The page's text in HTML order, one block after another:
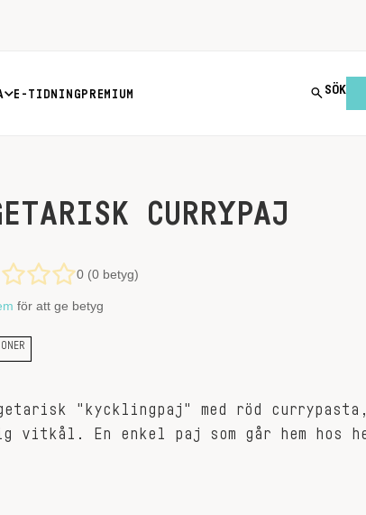
E-TIDNING PREMIUM SÖK
CURRYPAJ
0 (0 betyg)
för att ge betyg
"kycklingpaj" med röd
vitkål. En enkel paj som går hem hos